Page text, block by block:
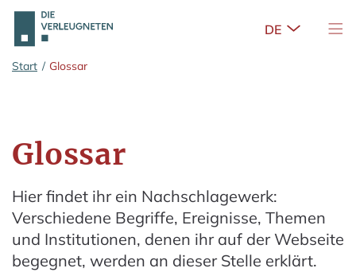
Zum Hauptinhalt springen
Start / Glossar
Glossar
Hier findet ihr ein Nachschlagewerk:
Verschiedene Begriffe, Ereignisse, Themen
und Institutionen, denen ihr auf der Webseite
begegnet, werden an dieser Stelle erklärt.